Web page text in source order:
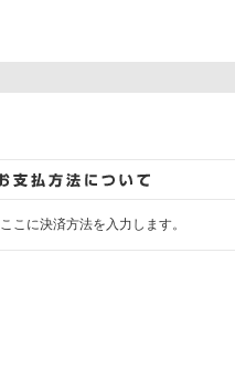
ここに決済方法を入力します。